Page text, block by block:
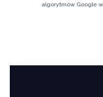
algorytmów Google